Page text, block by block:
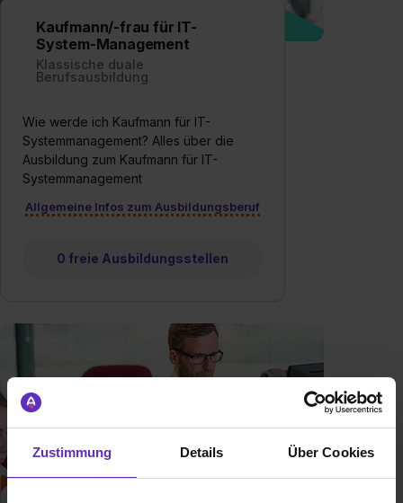
Zustimmung Details Über Cookies
Kaufmann/-frau für IT-
System-Management
Klassische duale
Berufsausbildung
Wie werde ich Kaufmann für IT-
Systemmanagement? Alles über die
Ausbildung zum Kaufmann für IT-
Systemmanagement
Allgemeine Infos zum Ausbildungsberuf
0 freie Ausbildungsstellen